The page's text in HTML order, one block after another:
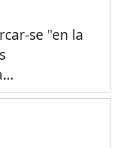
se "en la